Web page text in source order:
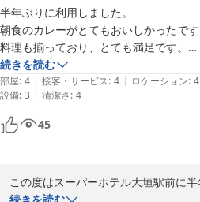
スタッフ一同心よりお待ちしておりま
スーパーホテル大垣駅前
支配人
スーパーホテル大垣駅前
また、フロント前のアメニティにつき
ただき何よりでございます。
オリジナルアメニティもご用意してお
よう今後も努めてまいります。
「この料金でこの内容ならまた行きた
は、スタッフ全員の励みとなります。
お忙しい中クチコミをご投稿いただ
当ホテルは大垣駅より徒歩約5分と交
半年ぶりに利用しました。
朝食のカレーがとてもおいしかったです
料理も揃っており、とても満足です。
以前は大垣たまごがありましたが、今
理由であれば、仕方ないと思いますが
しいです。
アメニティも充実しているので、楽しい
続きを読む
部屋: 4 | 接客・サービス: 4 | ロケーション: 4
設備: 3 | 清潔さ: 4
45
この度はスーパーホテル大垣駅前に